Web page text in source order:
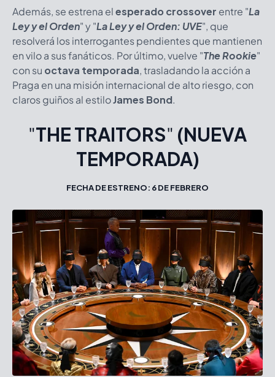
Además, se estrena elesperado crossover entre "La
Ley y el Orden" y "La Ley y el Orden: UVE", que
resolverá los interrogantes pendientes que mantienen
en vilo a sus fanáticos. Por último, vuelve "The Rookie"
con su octava temporada, trasladando la acción a
Praga en una misión internacional de alto riesgo, con
claros guiños al estiloJames Bond.
"THE TRAITORS" (NUEVA
TEMPORADA)
FECHA DE ESTRENO: 6 DE FEBRERO